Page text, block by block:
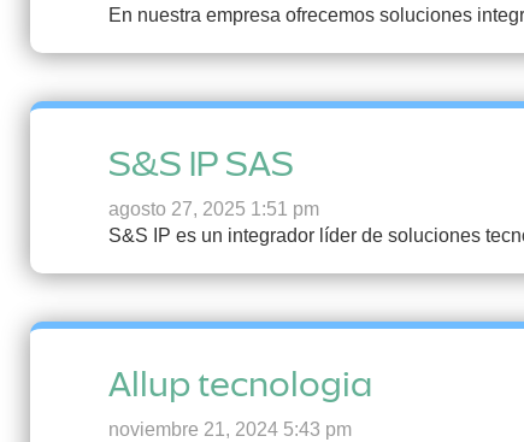
En nuestra empresa ofrecemos soluciones
S&S IP SAS
agosto 27, 2025 1:51 pm
S&S IP es un integrador líder de soluciones
Allup tecnologia
noviembre 21, 2024 5:43 pm